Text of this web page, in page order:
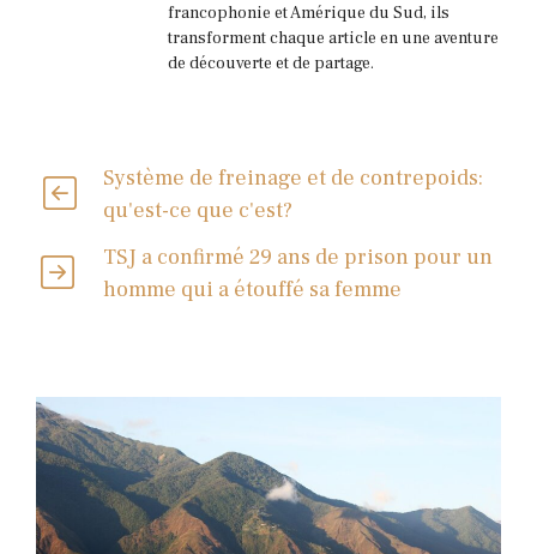
francophonie et Amérique du Sud, ils
transforment chaque article en une aventure
de découverte et de partage.
Système de freinage et de contrepoids:
qu'est-ce que c'est?
TSJ a confirmé 29 ans de prison pour un
homme qui a étouffé sa femme